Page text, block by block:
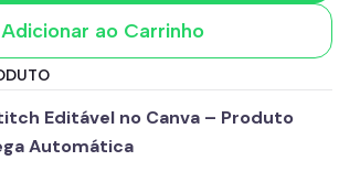
Adicionar ao Carrinho
Editável no Canva – Produto
Automática